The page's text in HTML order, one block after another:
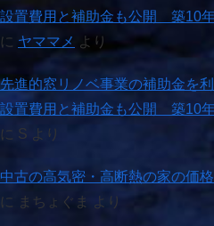
設置費用と補助金も公開 築10
に ヤママメ より
先進的窓リノベ事業の補助金を
設置費用と補助金も公開 築10
に S より
中古の高気密・高断熱の家の価
に
まちょぐま より